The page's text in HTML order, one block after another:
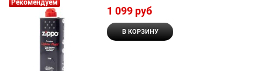
Рекомендуем
1 099 руб
В КОРЗИНУ